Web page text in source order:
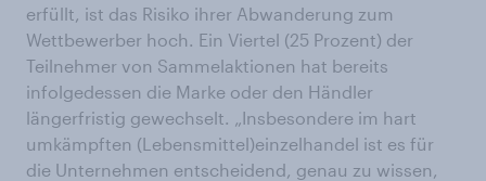
erfüllt, ist das Risiko ihrer Abwanderung zum
Wettbewerber hoch. Ein Viertel (25 Prozent) der
Teilnehmer von Sammelaktionen hat bereits
infolgedessen die Marke oder den Händler
längerfristig gewechselt. „Insbesondere im hart
umkämpften (Lebensmittel)einzelhandel ist es für
die Unternehmen entscheidend, genau zu wissen,